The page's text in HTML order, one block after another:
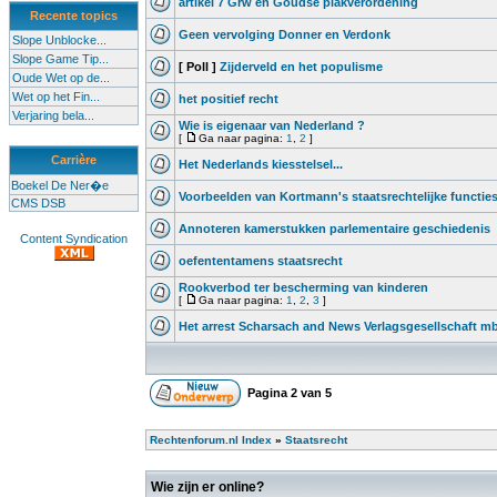
Recente topics
Slope Unblocke...
Slope Game Tip...
Oude Wet op de...
Wet op het Fin...
Verjaring bela...
Carrière
Boekel De Ner�e
CMS DSB
Content Syndication
Geen vervolging Donner en Verdonk
[ Poll ] Zijderveld en het populisme
het positief recht
Wie is eigenaar van Nederland ?
[ Ga naar pagina: 1 2 ]
Het Nederlands kiesstelsel...
Voorbeelden van Kortmann's staatsrechtelijke
Annoteren kamerstukken parlementaire geschiedenis
oefententamens staatsrecht
Rookverbod ter bescherming van kinderen
[ Ga naar pagina: 1 2 3 ]
Het arrest Scharsach and News Verlagsgesellschaft
Pagina 2 van 5
Rechtenforum.nl Index » Staatsrecht
Wie zijn er online?